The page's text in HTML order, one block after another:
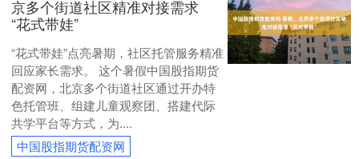
京多个街道社区精准对接需求
“花式带娃”
“花式带娃”点亮暑期，社区托管服务精准
回应家长需求。 这个暑假中国股指期货
配资网，北京多个街道社区通过开办特
色托管班、组建儿童观察团、搭建代际
共学平台等方式，为....
中国股指期货配资网